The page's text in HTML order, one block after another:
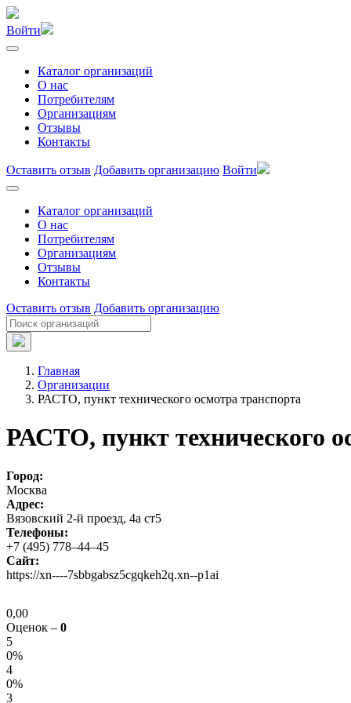
Войти
Каталог организаций
О нас
Потребителям
Организациям
Отзывы
Контакты
Оставить отзыв Добавить организацию Войти
Каталог организаций
О нас
Потребителям
Организациям
Отзывы
Контакты
Оставить отзыв Добавить организацию
Главная
Организации
РАСТО, пункт технического осмотра транспорта
РАСТО, пункт технического
Город:
Москва
Адрес:
Вязовский 2-й проезд, 4а ст5
Телефоны:
+7 (495) 778–44–45
Сайт:
https://xn----7sbbgabsz5cgqkeh2q.xn--p1ai
0,00
Оценок – 0
5
0%
4
0%
3